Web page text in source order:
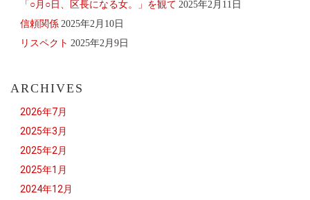
「○月○日、区長になる女。」を観て 2025年2月11日
信頼関係 2025年2月10日
リスペクト 2025年2月9日
ARCHIVES
2026年7月
2025年3月
2025年2月
2025年1月
2024年12月